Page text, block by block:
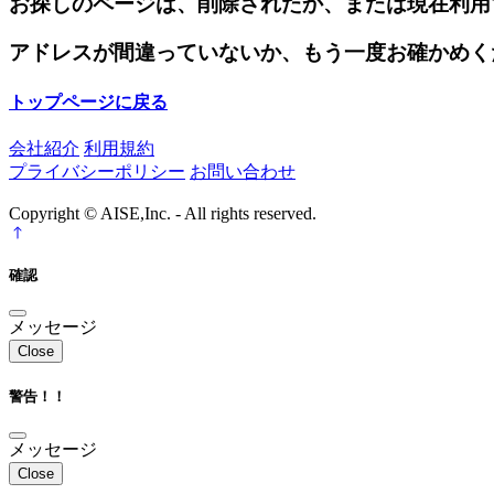
アドレスが間違っていないか、もう一度お確かめ
トップページに戻る
会社紹介 利用規約
プライバシーポリシー お問い合わせ
Copyright © AISE,Inc. - All rights reserved.
確認
メッセージ
Close
警告！！
メッセージ
Close